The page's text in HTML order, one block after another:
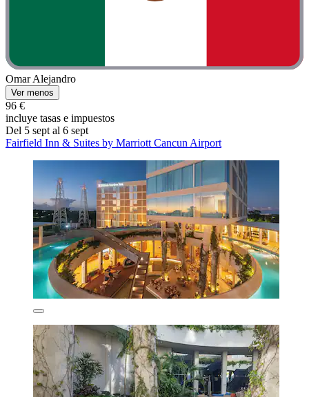
Omar Alejandro
Ver menos
96 €
incluye tasas e impuestos
Del 5 sept al 6 sept
Fairfield Inn & Suites by Marriott Cancun Airport